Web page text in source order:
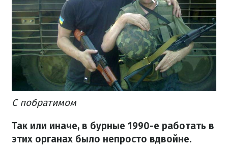
С побратимом
Так или иначе, в бурные 1990-е работать в
этих органах было непросто вдвойне.